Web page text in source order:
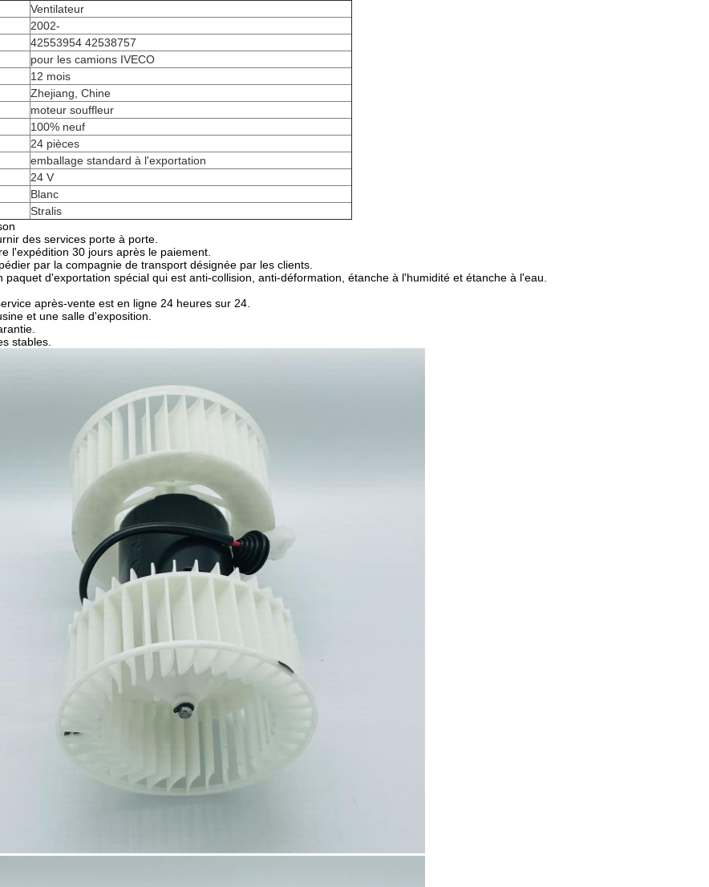
Ventilateur
2002-
42553954 42538757
pour les camions IVECO
12 mois
Zhejiang, Chine
moteur souffleur
100% neuf
24 pièces
emballage standard à l'exportation
24 V
Blanc
Stralis
des services porte à porte.
l'expédition 30 jours après le paiement.
par la compagnie de transport désignée par les clients.
paquet d'exportation spécial qui est anti-collision, anti-déformation, étanche à l'humidité et étanche à l'eau.
après-vente est en ligne 24 heures sur 24.
et une salle d'exposition.
stables.